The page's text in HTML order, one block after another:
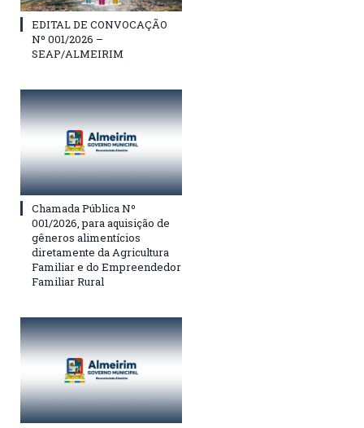
EDITAL DE CONVOCAÇÃO
Nº 001/2026 –
SEAP/ALMEIRIM
Chamada Pública Nº
001/2026, para aquisição de
gêneros alimentícios
diretamente da Agricultura
Familiar e do Empreendedor
Familiar Rural